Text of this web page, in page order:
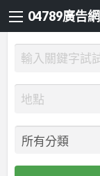
04789廣告網